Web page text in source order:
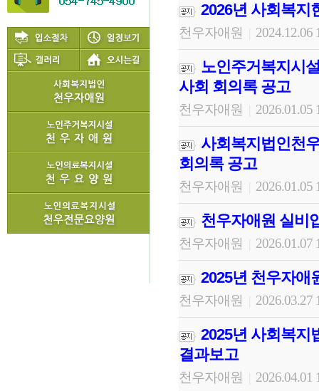
2026년 사회복지
천우자애원 2024.12.06
노인주거복지시
사회 회의록 공고
천우자애원 2026.01.05
사회복지법인천
회의록 공고
천우자애원 2026.01.05
천우자애원 실비
천우자애원 2026.01.07
2025년 천우자애
천우자애원 2026.03.27
2025년 사회복지
결과보고
천우자애원 2026.04.01